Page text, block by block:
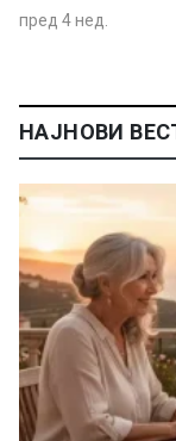
пред 4 нед.
НАЈНОВИ